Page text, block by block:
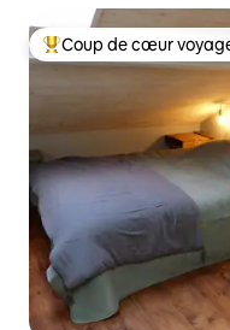
Coups de cœur
Coup de cœur